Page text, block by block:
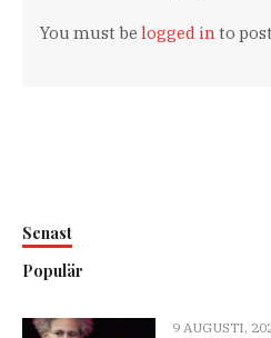
You must belogged in to
Senast
Populär
9 AUGUSTI,